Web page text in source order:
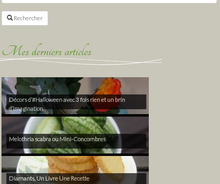
Rechercher
Mes derniers articles
Décors d’#Halloween avec 3 fois rien et un brin
d’imagination
Melothria scabra ou Mini-Concombres
Diamants, Un Livre Une Recette